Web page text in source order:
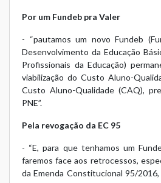
Por um Fundeb pra Valer
- “pautamos um novo Fundeb
Desenvolvimento da Educação
Profissionais da Educação)
viabilização do Custo Aluno-
Custo Aluno-Qualidade (CAQ),
PNE”.
Pela revogação da EC 95
- “E, para que tenhamos um
faremos face aos retrocessos,
da Emenda Constitucional 95/